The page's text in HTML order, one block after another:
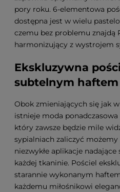
pory roku. 6-elementowa
dostępna jest w wielu
czemu bez problemu znajdą
harmonizujący z wystrojem
Ekskluzywna
subtelnym haftem
Obok zmieniających się jak
istnieje moda
który zawsze będzie mile
sypialniach zaliczyć
niezwykłe aplikacje
każdej tkaninie. Pościel
starannie wykonanym
każdemu miłośnikowi